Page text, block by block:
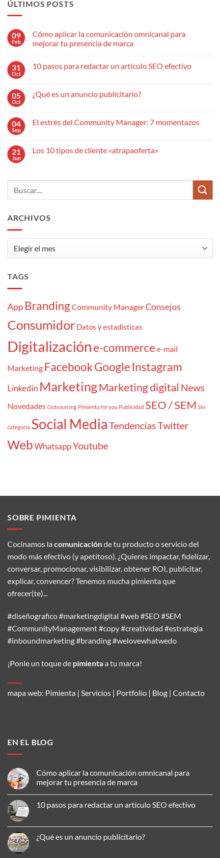
ÚLTIMOS POSTS
09
Feb
Cómo aplicar la comunicación omnicanal para
mejorar tu presencia de marca
comentarios
comunicación
tu
31
Oct
10 pasos para redactar un artículo SEO efectivo
en
redactar
un
05
Oct
¿Qué es un anuncio publicitario?
en
anuncio
publicitario?
04
Sep
El estrés del Community Manager: 7 momentazos
en
7
21
Jun
Los 10 tipos de cliente «atrapaoferta»
en
10
tipos
«atrapaoferta»
ARCHIVOS
TAGS
App BrandingCommunity ManagerConsejos
Consumidor Datos y estadísticas
Digitalizacióne-commerce e-mail
Marketing FacebookGoogle Instagram
Linkedin MarketingMarketing digital News
Novedades Outsourcing Pimienta for you Publicidad SEO / SEM Sin
categoría Social MediaTendenciasTwitter
WebWhatsappYoutube
SOBRE PIMIENTA
Cocinamos la comunicaciónde tu producto o servicio del
modo más efectivo (y apetitoso). ¿Quieres impactar, fidelizar,
conversar, promocionar, visibilizar, obtener ROI, publicitar,
explicar, convencer? Tenemos mucha pimienta que
ofrecer(te)...
#diseñografico #marketingdigital #web #SEO #SEM
#CommunityManagement #copy #creatividad #estrategia
#inboundmarketing #branding #welovewhatwedo
¡Ponle un toque de pimientaa tu marca!
mapa web: Pimienta | Servicios | Portfolio | Blog | Contacto
EN EL BLOG
Cómo aplicar la comunicación omnicanal para
mejorar tu presencia de marca
comentarios
comunicación
omnicanal
10 pasos para redactar un artículo SEO efectivo
comentarios
en
10
¿Qué es un anuncio publicitario?